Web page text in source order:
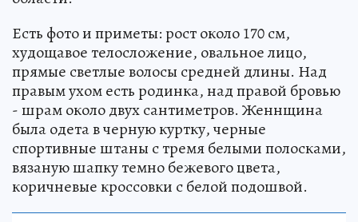
Есть фото и приметы: рост около 170 см,
худощавое телосложение, овальное лицо,
прямые светлые волосы средней длины. Над
правым ухом есть родинка, над правой бровью
- шрам около двух сантиметров. Женнщина
была одета в черную куртку, черные
спортивные штаны с тремя белыми полосками,
вязаную шапку темно бежевого цвета,
коричневые кроссовки с белой подошвой.